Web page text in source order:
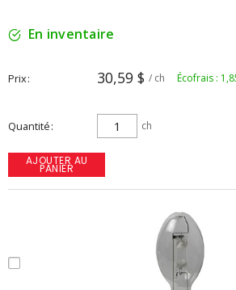
En inventaire
Prix 30,59 $ / ch Écofrais :
Quantité ch
AJOUTER AU
PANIER